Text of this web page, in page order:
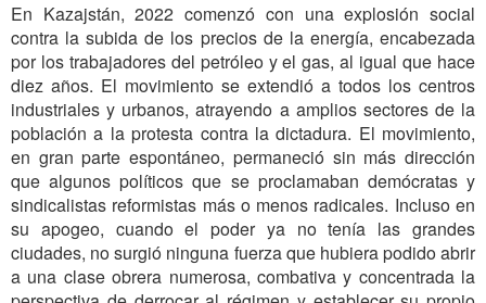
En Kazajstán, 2022 comenzó con una explosión social
contra la subida de los precios de la energía, encabezada
por los trabajadores del petróleo y el gas, al igual que hace
diez años. El movimiento se extendió a todos los centros
industriales y urbanos, atrayendo a amplios sectores de la
población a la protesta contra la dictadura. El movimiento,
en gran parte espontáneo, permaneció sin más dirección
que algunos políticos que se proclamaban demócratas y
sindicalistas reformistas más o menos radicales. Incluso en
su apogeo, cuando el poder ya no tenía las grandes
ciudades, no surgió ninguna fuerza que hubiera podido abrir
a una clase obrera numerosa, combativa y concentrada la